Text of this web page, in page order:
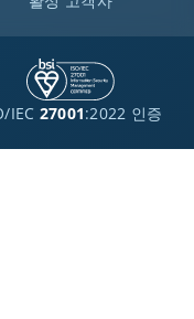
IEC 27001:2022 인증